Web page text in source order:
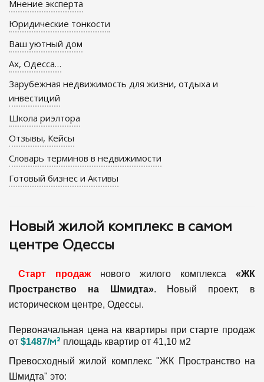
Мнение эксперта
Юридические тонкости
Ваш уютный дом
Ах, Одесса…
Зарубежная недвижимость для жизни, отдыха и
инвестиций
Школа риэлтора
Отзывы, Кейсы
Словарь терминов в недвижимости
Готовый бизнес и Активы
Новый жилой комплекс в самом
центре Одессы
Старт продажнового жилого комплекса «ЖК
Пространство на Шмидта». Новый проект, в
историческом центре, Одессы.
Первоначальная цена на квартиры при старте продаж
от $1487/м² площадь квартир от 41,10 м2
Превосходный жилой комплекс "ЖК Пространство на
Шмидта" это: